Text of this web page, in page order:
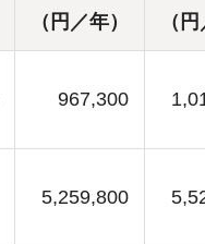
（円／年）
（
967,300
5,259,800